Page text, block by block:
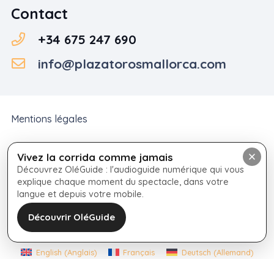
Contact
+34 675 247 690
info@plazatorosmallorca.com
Mentions légales
Politique de cookies
Politique de confidentialité
Conditions générales de vente
English (Anglais) Français Deutsch (Allemand)
Vivez la corrida comme jamais
Découvrez OléGuide : l'audioguide numérique qui vous
explique chaque moment du spectacle, dans votre
langue et depuis votre mobile.
Découvrir OléGuide